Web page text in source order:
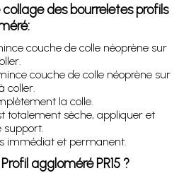
des bourreletes profils
couche de colle néoprène sur
couche de colle néoprène sur
coller.
la colle.
totalement sèche, appliquer et
support.
immédiat et permanent.
aggloméré PR15 ?